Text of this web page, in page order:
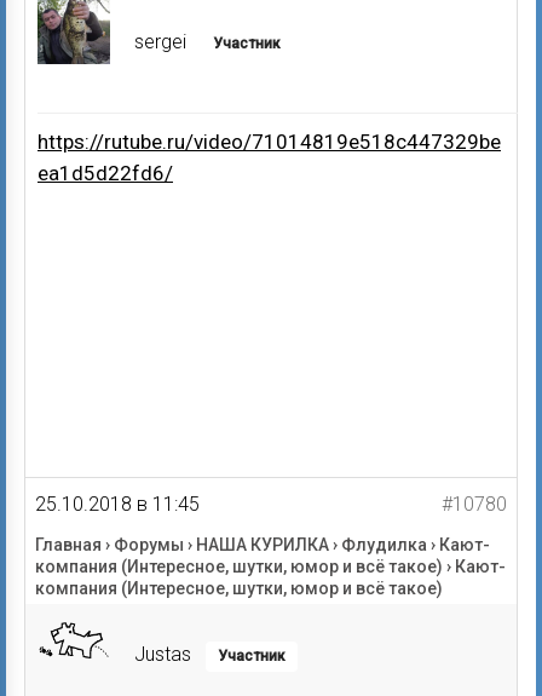
sergei Участник
https://rutube.ru/video/71014819e518c447329be
ea1d5d22fd6/
25.10.2018 в 11:45 #10780
Главная › Форумы › НАША КУРИЛКА› Флудилка› Кают-
компания (Интересное, шутки, юмор и всё такое) › Кают-
компания (Интересное, шутки, юмор и всё такое)
Justas Участник